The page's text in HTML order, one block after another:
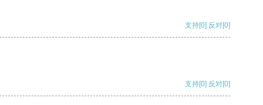
支持[0] 反对[0]
支持[0] 反对[0]